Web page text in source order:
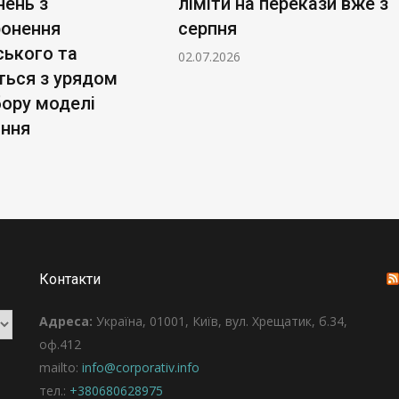
та
з урядом
моделі
серпня
02.07.2026
Контакти
Адреса: Україна, 01001, Київ, вул. Хрещатик, б.34,
оф.412
mailto: info@corporativ.info
тел.: +380680628975